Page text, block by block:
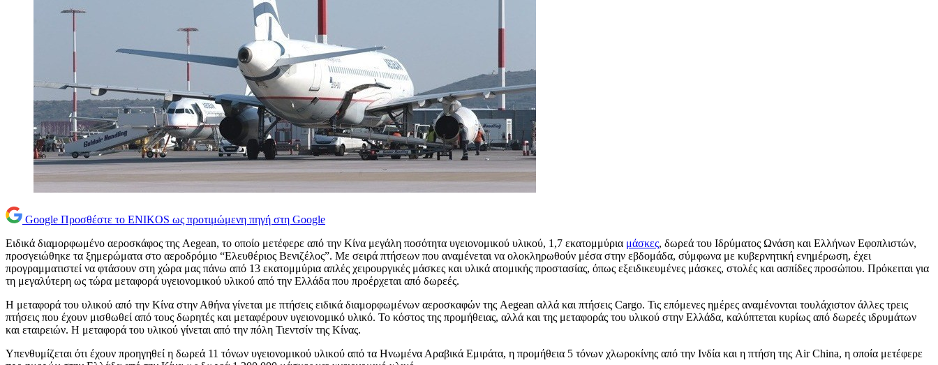
Google Προσθέστε το ENIKOS ως προτιμώμενη πηγή στη Google
Ειδικά διαμορφωμένο αεροσκάφος της Aegean, το οποίο μετέφερε από την Κίνα μεγάλη ποσότητα υγειονομικού υλικού, 1,7 εκατομμύρια μάσκες, δωρεά του Ιδρύματος Ωνάση και Ελλήνων Εφοπλιστών,
προσγειώθηκε τα ξημερώματα στο αεροδρόμιο “Ελευθέριος Βενιζέλος”. Με σειρά πτήσεων που αναμένεται να ολοκληρωθούν μέσα στην εβδομάδα, σύμφωνα με κυβερνητική ενημέρωση, έχει
προγραμματιστεί να φτάσουν στη χώρα μας πάνω από 13 εκατομμύρια απλές χειρουργικές μάσκες και υλικά ατομικής προστασίας, όπως εξειδικευμένες μάσκες, στολές και ασπίδες προσώπου. Πρόκειται για
τη μεγαλύτερη ως τώρα μεταφορά υγειονομικού υλικού από την Ελλάδα που προέρχεται από δωρεές.
Η μεταφορά του υλικού από την Κίνα στην Αθήνα γίνεται με πτήσεις ειδικά διαμορφωμένων αεροσκαφών της Aegean αλλά και πτήσεις Cargo. Τις επόμενες ημέρες αναμένονται τουλάχιστον άλλες τρεις
πτήσεις που έχουν μισθωθεί από τους δωρητές και μεταφέρουν υγειονομικό υλικό. Το κόστος της προμήθειας, αλλά και της μεταφοράς του υλικού στην Ελλάδα, καλύπτεται κυρίως από δωρεές ιδρυμάτων
και εταιρειών. Η μεταφορά του υλικού γίνεται από την πόλη Τιεντσίν της Κίνας.
Υπενθυμίζεται ότι έχουν προηγηθεί η δωρεά 11 τόνων υγειονομικού υλικού από τα Ηνωμένα Αραβικά Εμιράτα, η προμήθεια 5 τόνων χλωροκίνης από την Ινδία και η πτήση της Air China, η οποία μετέφερε